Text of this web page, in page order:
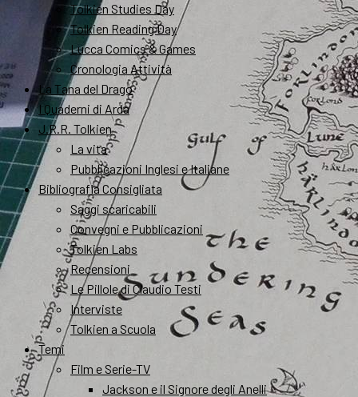
Tolkien Studies Day
Tolkien Reading Day
Lucca Comics & Games
Cronologia Attività
La Tana del Drago
I Quaderni di Arda
J.R.R. Tolkien
La vita
Pubblicazioni Inglesi e Italiane
Bibliografia Consigliata
Saggi scaricabili
Convegni e Pubblicazioni
Tolkien Labs
Recensioni
Le Pillole di Claudio Testi
Interviste
Tolkien a Scuola
Temi
Film e Serie-TV
Jackson e il Signore degli Anelli